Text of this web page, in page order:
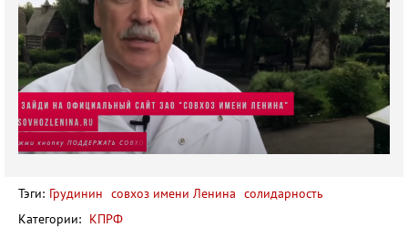
Тэги: Грудинин совхоз имени Ленина солидарность
Категории: КПРФ